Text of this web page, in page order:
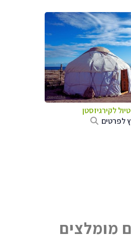
לקירגיזסטן
לפרטים
מומלצים